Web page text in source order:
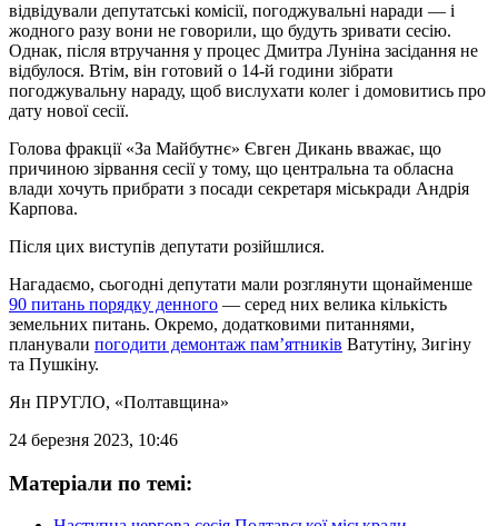
відвідували депутатські комісії, погоджувальні наради — і
жодного разу вони не говорили, що будуть зривати сесію.
Однак, після втручання у процес Дмитра Луніна засідання не
відбулося. Втім, він готовий о 14-й години зібрати
погоджувальну нараду, щоб вислухати колег і домовитись про
дату нової сесії.
Голова фракції «За Майбутнє» Євген Дикань вважає, що
причиною зірвання сесії у тому, що центральна та обласна
влади хочуть прибрати з посади секретаря міськради Андрія
Карпова.
Після цих виступів депутати розійшлися.
Нагадаємо, сьогодні депутати мали розглянути щонайменше
90 питань порядку денного — серед них велика кількість
земельних питань. Окремо, додатковими питаннями,
планували погодити демонтаж пам’ятників Ватутіну, Зигіну
та Пушкіну.
Ян ПРУГЛО, «Полтавщина»
24 березня 2023, 10:46
Матеріали по темі: